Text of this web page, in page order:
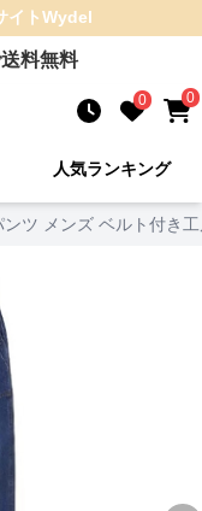
イトWydel
料無料
0 0
人気ランキング
ンツ メンズ ベルト付き